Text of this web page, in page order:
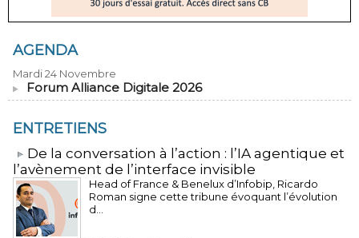
AGENDA
Mardi 24 Novembre
Forum Alliance Digitale 2026
ENTRETIENS
​De la conversation à l’action : l’IA agentique et
l’avènement de l’interface invisible
Head of France & Benelux d’Infobip, Ricardo
Roman signe cette tribune évoquant l’évolution
d...